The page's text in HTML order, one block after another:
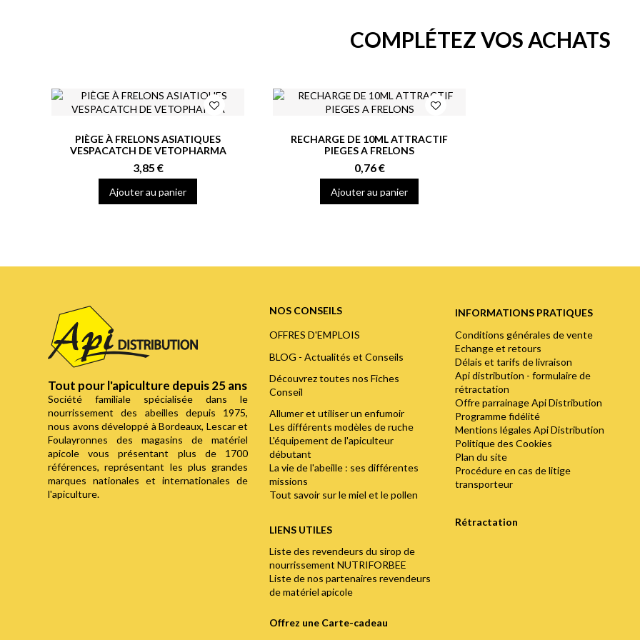
COMPLÉTEZ VOS ACHATS
PIÈGE À FRELONS ASIATIQUES
VESPACATCH DE VETOPHARMA
3,85 €
Ajouter au panier
RECHARGE DE 10ML ATTRACTIF
PIEGES A FRELONS
0,76 €
Ajouter au panier
Tout pour l'apiculture depuis 25 ans
Société familiale spécialisée dans le
nourrissement des abeilles depuis 1975,
nous avons développé à Bordeaux, Lescar et
Foulayronnes des magasins de matériel
apicole vous présentant plus de 1700
références, représentant les plus grandes
marques nationales et internationales de
l'apiculture.
NOS CONSEILS
OFFRES D'EMPLOIS
BLOG - Actualités et Conseils
Découvrez toutes nos Fiches
Conseil
Allumer et utiliser un enfumoir
Les différents modèles de ruche
L'équipement de l'apiculteur
débutant
La vie de l'abeille : ses différentes
missions
Tout savoir sur le miel et le pollen
LIENS UTILES
Liste des revendeurs du sirop de
nourrissement NUTRIFORBEE
Liste de nos partenaires revendeurs
de matériel apicole
Offrez une Carte-cadeau
INFORMATIONS PRATIQUES
Conditions générales de vente
Echange et retours
Délais et tarifs de livraison
Api distribution - formulaire de
rétractation
Offre parrainage Api Distribution
Programme fidélité
Mentions légales Api Distribution
Politique des Cookies
Plan du site
Procédure en cas de litige
transporteur
Rétractation